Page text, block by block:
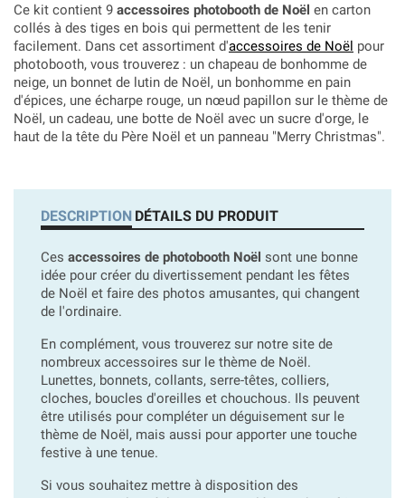
Ce kit contient 9 accessoires photobooth de Noël en carton
collés à des tiges en bois qui permettent de les tenir
facilement. Dans cet assortiment d'accessoires de Noël pour
photobooth, vous trouverez : un chapeau de bonhomme de
neige, un bonnet de lutin de Noël, un bonhomme en pain
d'épices, une écharpe rouge, un nœud papillon sur le thème de
Noël, un cadeau, une botte de Noël avec un sucre d'orge, le
haut de la tête du Père Noël et un panneau "Merry Christmas".
DESCRIPTION DÉTAILS DU PRODUIT
Ces accessoires de photobooth Noël sont une bonne
idée pour créer du divertissement pendant les fêtes
de Noël et faire des photos amusantes, qui changent
de l'ordinaire.
En complément, vous trouverez sur notre site de
nombreux accessoires sur le thème de Noël.
Lunettes, bonnets, collants, serre-têtes, colliers,
cloches, boucles d'oreilles et chouchous. Ils peuvent
être utilisés pour compléter un déguisement sur le
thème de Noël, mais aussi pour apporter une touche
festive à une tenue.
Si vous souhaitez mettre à disposition des